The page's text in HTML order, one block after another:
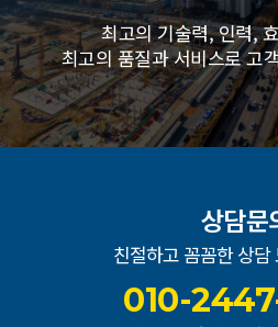
최고의 기술력, 인력,
최고의 품질과서비스로 고
상담문
친절하고 꼼꼼한 상담
010-